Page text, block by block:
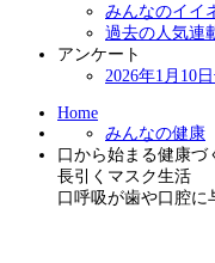
みんなのイイ
過去の人気連
アンケート
2026年1月10
Home
みんなの健康
口から始まる健康づ
長引くマスク生活
口呼吸が歯や口腔に